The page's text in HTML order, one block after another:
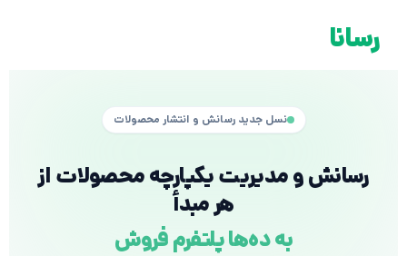
رسانا
نسل جدید رسانش و انتشار محصولات
رسانش و مدیریت یکپارچه محصولات از
هر مبدأ
به ده‌ها پلتفرم فروش